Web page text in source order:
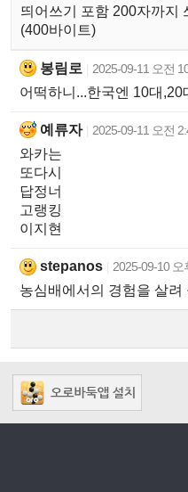
띄어쓰기 포함 200자까지
(400바이트)
봉림로 2025-09-11 오전
어떡하니...한국엔 10대,20
예류자 2025-09-11 오전
와카는
또다시
답정너
고랭킹
이지현
stepanos 2025-09-10 오
농심배에서의 경험을 살